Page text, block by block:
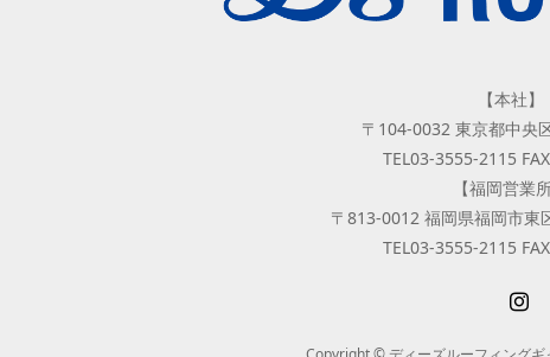
【本社】
〒104-0032 東京都中央
TEL03-3555-2115
【福岡営業
〒813-0012 福岡県福岡市東
TEL03-3555-2115